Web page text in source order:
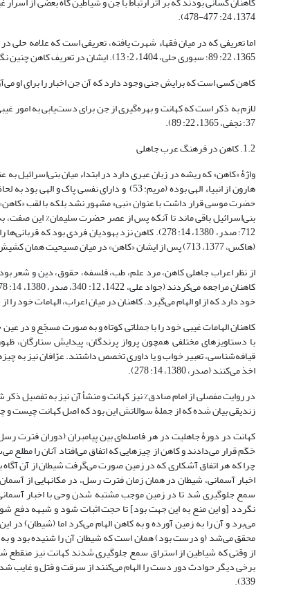
1374، 24: 477-478).
1365، 22: 89؛ سیوری حلی، 1404، 2: 13). ایشان در تعریف کاهن چنین نگاشته است:
کاهن کسی است که برایش جنی وجود دارد که آن جن اخبار را برای او می‌آورد (حلی،
37؛ نجفی، 1365، 22: 89).
1.2. کاهن در فرهنگ عرب جاهلی
هارون از انبیاء الهی بوده (مریم: 53) و
712؛ صدر، 1380، 14: 278). کاهن نزد یهودیان
(هاکس، 1377، 713) پس از ایشان «کاهن» در میان مسیحیت همان کشیش بود (صدر، 1380، 14: 278).
از نظر اعراب جاهلی کاهن، مرد علم، طب، فلسفه، حقوق، دین و شعر
خود دارد که از او الهام می‌گیرد. کاهنان در میان اعراب، الهامات خود را از
کاهنان الهامات غیبی خود را با جملاتی کوتاه و به صورت مسجّع و در
با دستاویز‌های مختلفی همچون پرواز پرندگان، پیدایش ستارگان،
قیافه‌شناسی، تعبیر خواب و یا داوری تخصص داشتند. عرّافان نیز به
اخذ می‌کنند (صدر، 1380، 14: 278).
در روایت مفصلی از امام صادق% نیز کهانت و منشأ آن نیز به
زندیقی بیان شده که از جملۀ سوالاتش این بود که اصل کهانت چیست
کهانت در دورۀ جاهلیت در هر فاصله‌ای بین پیامبران (دوران فترت
حَکَم قرار می‌دادند و کاهن از چیزهایی که اتفاق می‌افتاد آنان را
چرا که هر اتفاق آشکاری که در زمین صورت می‌گرفت شیطان از آن آگاه
اخبار آسمانی، شیطان در همان زمان فترت رسل، در مکانهایی از
سمع جلوگیری شد تا در زمین موجب مشتبه شدن وحی با اخبار
نگردد [و این منع به این جهت بود] تا حجت اثبات شود و شبهه دفع
می‌برد و آن را به زمین آورده و به کاهن الهام می‌کرد اما (شیطان)
محقق می‌شد (و درست بود) همان است که شیطان آن را شنیده بود و به
از وقتی که شیاطین از استراق سمع جلوگیری شدند کهانت نیز منقطع
339).